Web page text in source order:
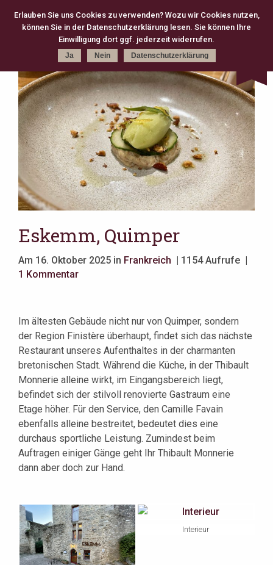
Eskemm, Quimper
Am 16. Oktober 2025 in Frankreich | 1154 Aufrufe |
1 Kommentar
Im ältesten Gebäude nicht nur von Quimper, sondern
der Region Finistère überhaupt, findet sich das nächste
Restaurant unseres Aufenthaltes in der charmanten
bretonischen Stadt. Während die Küche, in der Thibault
Monnerie alleine wirkt, im Eingangsbereich liegt,
befindet sich der stilvoll renovierte Gastraum eine
Etage höher. Für den Service, den Camille Favain
ebenfalls alleine bestreitet, bedeutet dies eine
durchaus sportliche Leistung. Zumindest beim
Auftragen einiger Gänge geht Ihr Thibault Monnerie
dann aber doch zur Hand.
Interieur
Kategorie Schlagworte
kreativ (301) Michelin (168)
Gourmet (83)
Fine Dining (82)
Köln (79)
moderne Klassik (75)
2 Michelin Stars (74)
französisch (64)
neue deutsche Küche (63)
Casual Fine Dining (59)
regional (58)
3 Michelin Stars (47)
Hannover (43)
Gault Millau (29)
japanisch (27)
klassisch (27)
Jeunes Restaurateurs (25)
Take Away (24)
Antwerpen (20)
asiatisch (18)
Österreich (18)
Berlin (17)
Bib Gourmand (16)
Amsterdam (15)
Christian Bau (15)
Erlauben Sie uns Cookies zu verwenden? Wozu wir Cookies nutzen,
können Sie in der Datenschutzerklärung lesen. Sie können Ihre
Einwilligung dort ggf. jederzeit widerrufen.
Ja Nein Datenschutzerklärung